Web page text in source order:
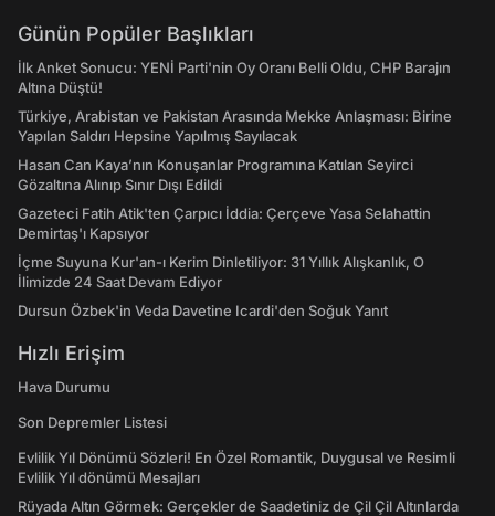
Günün Popüler Başlıkları
İlk Anket Sonucu: YENİ Parti'nin Oy Oranı Belli Oldu, CHP Barajın
Altına Düştü!
Türkiye, Arabistan ve Pakistan Arasında Mekke Anlaşması: Birine
Yapılan Saldırı Hepsine Yapılmış Sayılacak
Hasan Can Kaya’nın Konuşanlar Programına Katılan Seyirci
Gözaltına Alınıp Sınır Dışı Edildi
Gazeteci Fatih Atik'ten Çarpıcı İddia: Çerçeve Yasa Selahattin
Demirtaş'ı Kapsıyor
İçme Suyuna Kur'an-ı Kerim Dinletiliyor: 31 Yıllık Alışkanlık, O
İlimizde 24 Saat Devam Ediyor
Dursun Özbek'in Veda Davetine Icardi'den Soğuk Yanıt
Hızlı Erişim
Hava Durumu
Son Depremler Listesi
Evlilik Yıl Dönümü Sözleri! En Özel Romantik, Duygusal ve Resimli
Evlilik Yıl dönümü Mesajları
Rüyada Altın Görmek: Gerçekler de Saadetiniz de Çil Çil Altınlarda